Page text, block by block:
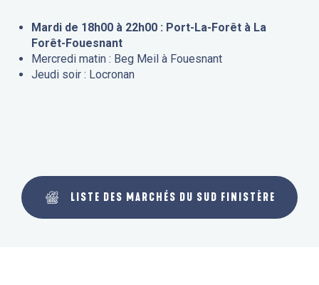
Mardi de 18h00 à 22h00 : Port-La-Forêt à La
Forêt-Fouesnant
Mercredi matin : Beg Meil à Fouesnant
Jeudi soir : Locronan
LISTE DES MARCHÉS DU SUD FINISTÈRE